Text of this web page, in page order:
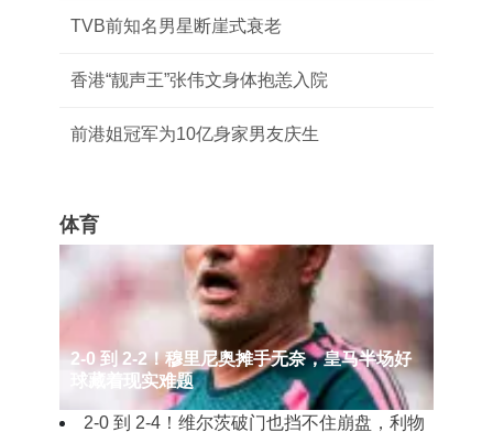
TVB前知名男星断崖式衰老
香港“靓声王”张伟文身体抱恙入院
前港姐冠军为10亿身家男友庆生
体育
2‑0 到 2‑2！穆里尼奥摊手无奈，皇马半场好
球藏着现实难题
2‑0 到 2‑4！维尔茨破门也挡不住崩盘，利物